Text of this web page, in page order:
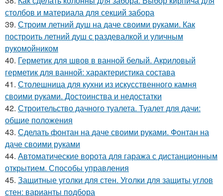
столбов и материала для секций забора
39. Строим летний душ на даче своими руками. Как
построить летний душ с раздевалкой и уличным
рукомойником
40. Герметик для швов в ванной белый. Акриловый
герметик для ванной: характеристика состава
41. Столешница для кухни из искусственного камня
своими руками. Достоинства и недостатки
42. Строительство дачного туалета. Туалет для дачи:
общие положения
43. Сделать фонтан на даче своими руками. Фонтан на
даче своими руками
44. Автоматические ворота для гаража с дистанционным
открытием. Способы управления
45. Защитные уголки для стен. Уголки для защиты углов
стен: варианты подбора